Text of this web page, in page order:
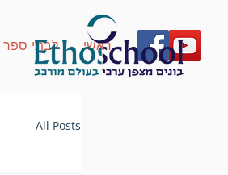
ראשי לבתי ספר
All Posts